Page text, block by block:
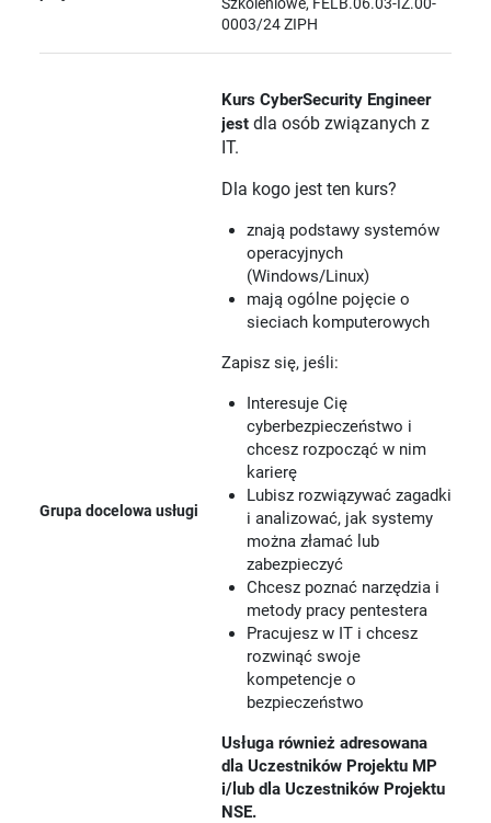
0003/24 ZIPH
Grupa docelowa usługi
Kurs CyberSecurity Engineer
jestdla osób związanych z
IT.
Dla kogo jest ten kurs?
znają podstawy systemów
operacyjnych
(Windows/Linux)
mają ogólne pojęcie o
sieciach komputerowych
Zapisz się, jeśli:
Interesuje Cię
cyberbezpieczeństwo i
chcesz rozpocząć w nim
karierę
Lubisz rozwiązywać zagadki
i analizować, jak systemy
można złamać lub
zabezpieczyć
Chcesz poznać narzędzia i
metody pracy pentestera
Pracujesz w IT i chcesz
rozwinąć swoje
kompetencje o
bezpieczeństwo
Usługa również adresowana
dla Uczestników Projektu MP
i/lub dla Uczestników Projektu
NSE.